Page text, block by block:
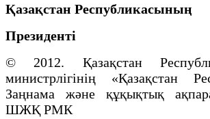
Қазақстан Республикасының
Президенті
© 2012. Қазақстан
министрлігінің «Қазақстан
Заңнама және құқықтық
ШЖҚ РМК